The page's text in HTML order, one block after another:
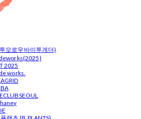
모로우바이투게더)
2025
works.